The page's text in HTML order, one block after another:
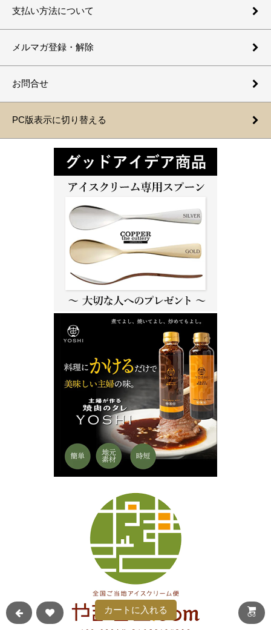
支払い方法について
メルマガ登録・解除
お問合せ
PC版表示に切り替える
カートに入れる Go